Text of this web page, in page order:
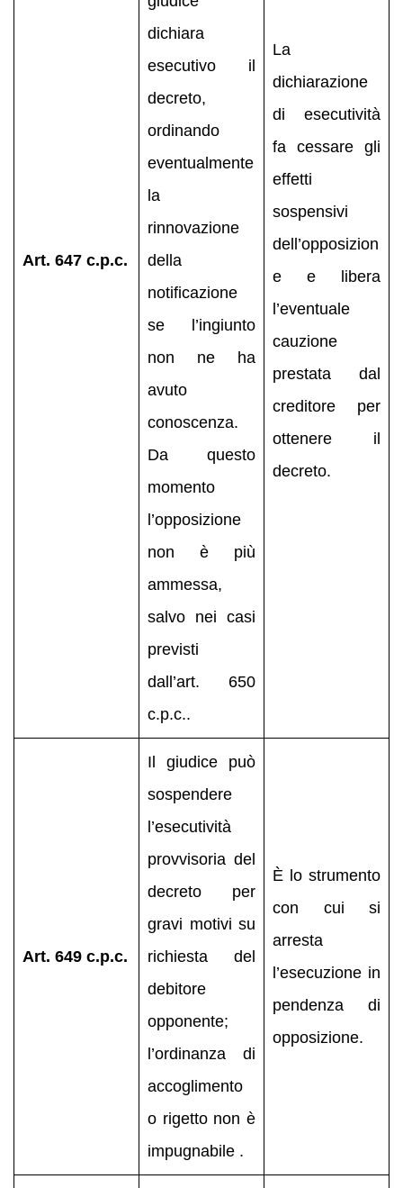
Art. 647 c.p.c.
dichiara
esecutivo il
decreto,
ordinando
eventualmente
la
rinnovazione
della
notificazione
se l’ingiunto
non ne ha
avuto
conoscenza.
Da questo
momento
l’opposizione
non è più
ammessa,
salvo nei casi
previsti
dall’art. 650
c.p.c..
La
dichiarazione
di esecutività
fa cessare gli
effetti
sospensivi
dell’opposizion
e e libera
l’eventuale
cauzione
prestata dal
creditore per
ottenere il
decreto.
Art. 649 c.p.c.
Il giudice può
sospendere
l’esecutività
provvisoria del
decreto per
gravi motivi su
richiesta del
debitore
opponente;
l’ordinanza di
accoglimento
o rigetto non è
impugnabile .
È lo strumento
con cui si
arresta
l’esecuzione in
pendenza di
opposizione.